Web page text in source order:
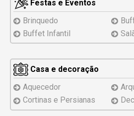
Festas e Eventos
Brinquedo
Buffet Infantil
Casa e decoração
Aquecedor
Cortinas e Persianas